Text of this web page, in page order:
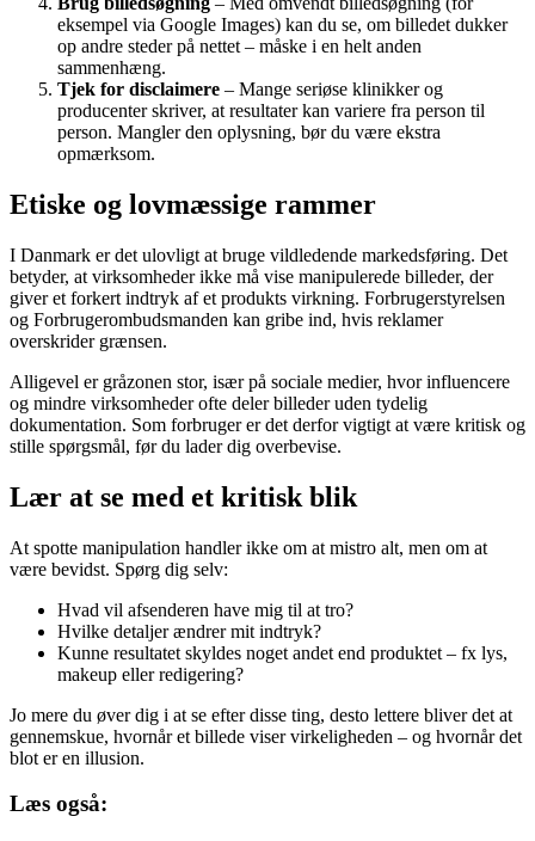
eksempel via Google Images) kan du se, om billedet dukker
op andre steder på nettet – måske i en helt anden
sammenhæng.
Tjek for disclaimere – Mange seriøse klinikker og
producenter skriver, at resultater kan variere fra person til
person. Mangler den oplysning, bør du være ekstra
opmærksom.
Etiske og lovmæssige rammer
I Danmark er det ulovligt at bruge vildledende markedsføring. Det
betyder, at virksomheder ikke må vise manipulerede billeder, der
giver et forkert indtryk af et produkts virkning. Forbrugerstyrelsen
og Forbrugerombudsmanden kan gribe ind, hvis reklamer
overskrider grænsen.
Alligevel er gråzonen stor, især på sociale medier, hvor influencere
og mindre virksomheder ofte deler billeder uden tydelig
dokumentation. Som forbruger er det derfor vigtigt at være kritisk og
stille spørgsmål, før du lader dig overbevise.
Lær at se med et kritisk blik
At spotte manipulation handler ikke om at mistro alt, men om at
være bevidst. Spørg dig selv:
Hvad vil afsenderen have mig til at tro?
Hvilke detaljer ændrer mit indtryk?
Kunne resultatet skyldes noget andet end produktet – fx lys,
makeup eller redigering?
Jo mere du øver dig i at se efter disse ting, desto lettere bliver det at
gennemskue, hvornår et billede viser virkeligheden – og hvornår det
blot er en illusion.
Læs også: